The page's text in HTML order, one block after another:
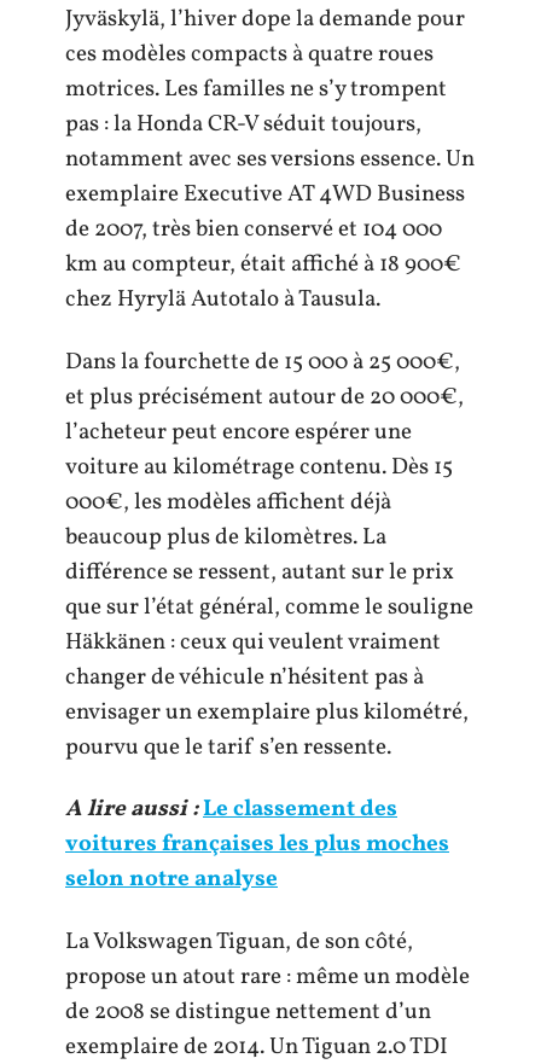
Jyväskylä, l’hiver dope la demande pour
ces modèles compacts à quatre roues
motrices. Les familles ne s’y trompent
pas : la Honda CR-V séduit toujours,
notamment avec ses versions essence. Un
exemplaire Executive AT 4WD Business
de 2007, très bien conservé et 104 000
km au compteur, était affiché à 18 900€
chez Hyrylä Autotalo à Tausula.
Dans la fourchette de 15 000 à 25 000€,
et plus précisément autour de 20 000€,
l’acheteur peut encore espérer une
voiture au kilométrage contenu. Dès 15
000€, les modèles affichent déjà
beaucoup plus de kilomètres. La
différence se ressent, autant sur le prix
que sur l’état général, comme le souligne
Häkkänen : ceux qui veulent vraiment
changer de véhicule n’hésitent pas à
envisager un exemplaire plus kilométré,
pourvu que le tarif s’en ressente.
A lire aussi :Le classement des
voitures françaises les plus moches
selon notre analyse
La Volkswagen Tiguan, de son côté,
propose un atout rare : même un modèle
de 2008 se distingue nettement d’un
exemplaire de 2014. Un Tiguan 2.0 TDI